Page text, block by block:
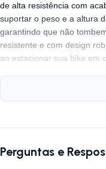
de alta resistência com
suportar o peso e a altura
garantindo que não
resistente e com design
ao estacionar sua bike em
Material:Aço
Perguntas e